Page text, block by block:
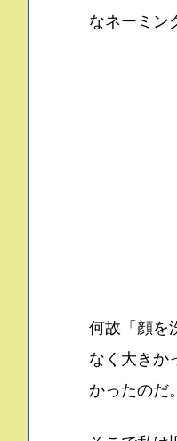
なネーミン
何故「顔を
なく大きか
かったのだ。